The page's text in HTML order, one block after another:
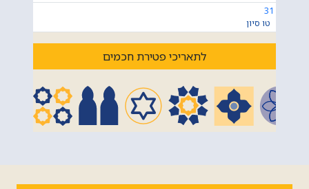
31
טו סיון
לתאריכי פטירת חכמים